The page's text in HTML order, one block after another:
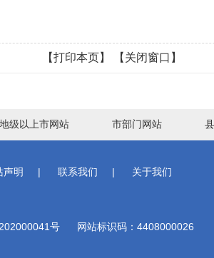
【打印本页】 【关闭窗口】
地级以上市网站 市部门网站
声明 | 联系我们 | 关于我们
号
网站标识码：4408000026